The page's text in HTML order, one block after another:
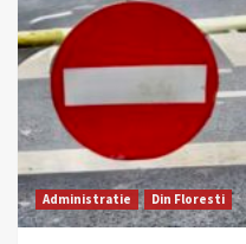
Administratie Din Floresti